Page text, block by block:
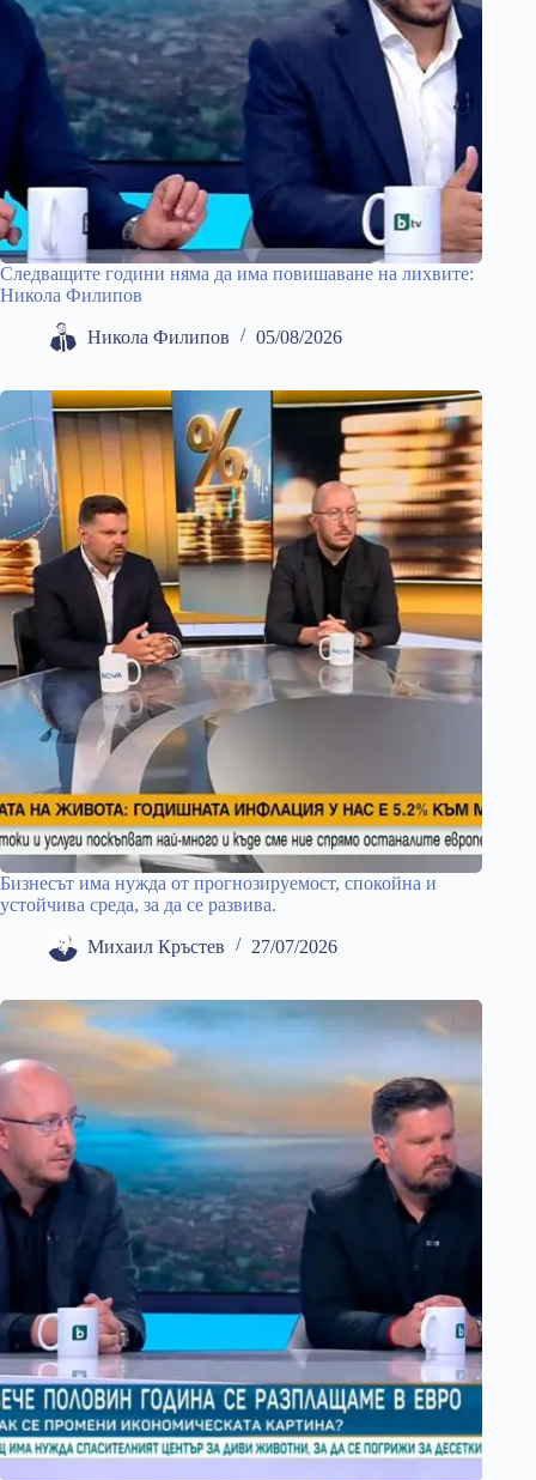
Следващите години няма да има повишаване на лихвите:
Никола Филипов
Никола Филипов 05/08/2026
Бизнесът има нужда от прогнозируемост, спокойна и
устойчива среда, за да се развива.
Михаил Кръстев 27/07/2026